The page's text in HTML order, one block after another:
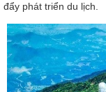
đẩy phát triển du lịch.